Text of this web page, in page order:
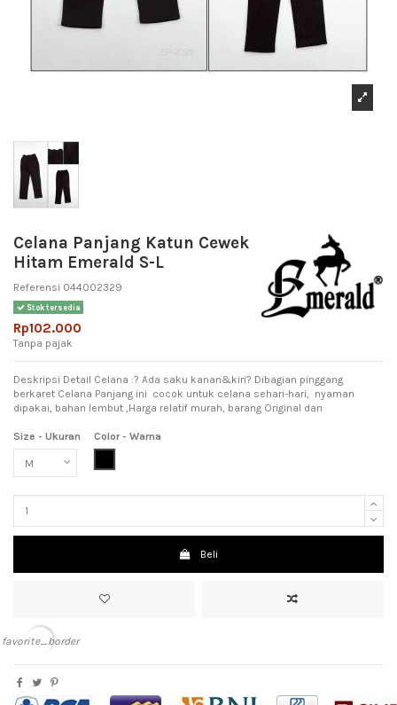
Celana Panjang Katun Cewek
Hitam Emerald S-L
Referensi 044002329
Stok tersedia
Rp102.000
Tanpa pajak
Deskripsi Detail Celana :? Ada saku kanan&kiri? Dibagian pinggang
berkaret Celana Panjang ini cocok untuk celana sehari-hari, nyaman
dipakai, bahan lembut ,Harga relatif murah, barang Original dan
Size - Ukuran
Color - Warna
Beli
favorite_border